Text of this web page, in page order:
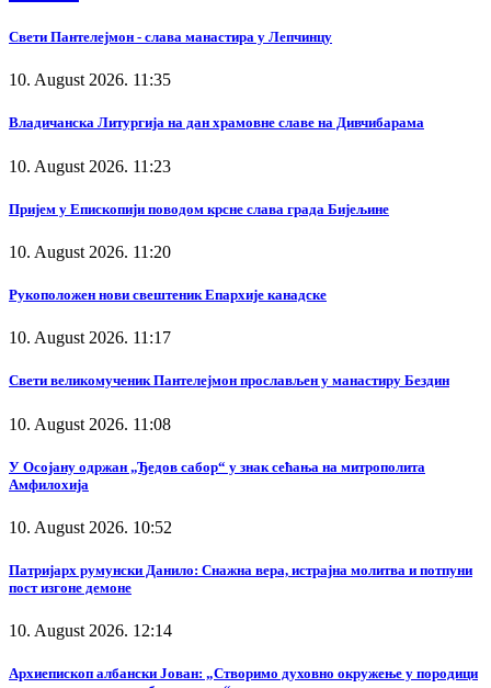
Свети Пантелејмон - слава манастира у Лепчинцу
10. August 2026. 11:35
Владичанска Литургија на дан храмовне славе на Дивчибарама
10. August 2026. 11:23
Пријем у Епископији поводом крсне слава града Бијељине
10. August 2026. 11:20
Рукоположен нови свештеник Епархије канадске
10. August 2026. 11:17
Свети великомученик Пантелејмон прослављен у манастиру Бездин
10. August 2026. 11:08
У Осојану одржан „Ђедов сабор“ у знак сећања на митрополита
Амфилохија
10. August 2026. 10:52
Патријарх румунски Данило: Снажна вера, истрајна молитва и потпуни
пост изгоне демоне
10. August 2026. 12:14
Архиепископ албански Јован: „Створимо духовно окружење у породици